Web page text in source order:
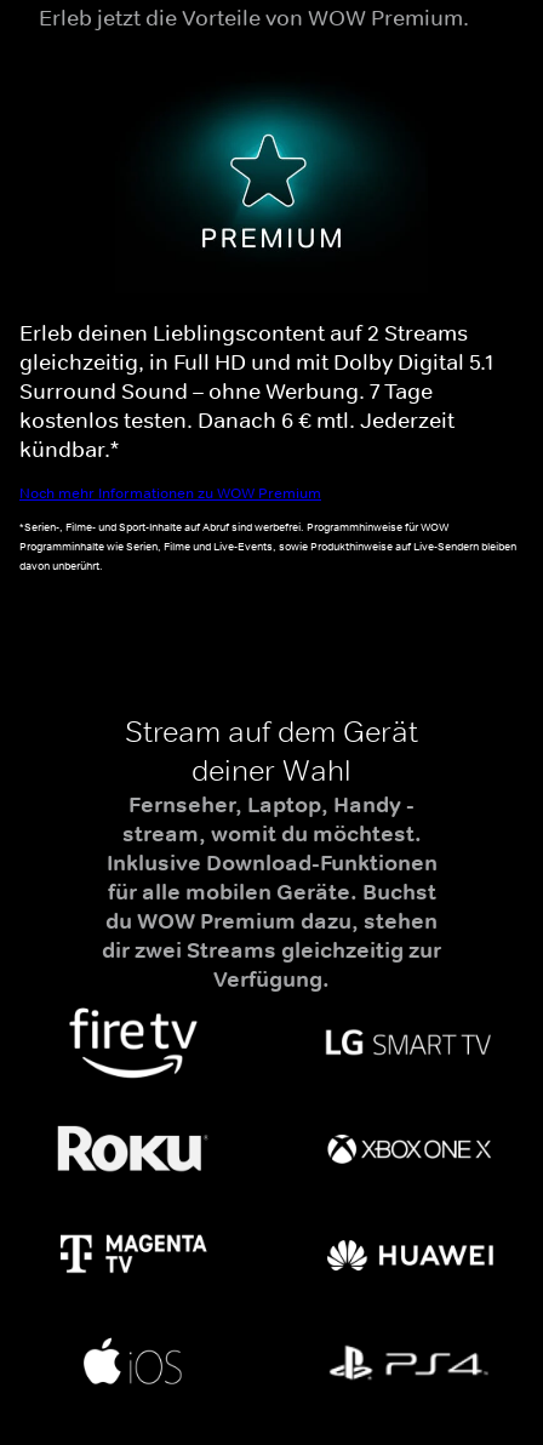
Erleb jetzt die Vorteile von WOW Premium.
Erleb deinen Lieblingscontent auf 2 Streams
gleichzeitig, in Full HD und mit Dolby Digital 5.1
Surround Sound – ohne Werbung. 7 Tage
kostenlos testen. Danach 6 € mtl. Jederzeit
kündbar.*
Noch mehr Informationen zu WOW Premium
*Serien-, Filme- und Sport-Inhalte auf Abruf sind werbefrei. Programmhinweise für WOW
Programminhalte wie Serien, Filme und Live-Events, sowie Produkthinweise auf Live-Sendern bleiben
davon unberührt.
Stream auf dem Gerät
deiner Wahl
Fernseher, Laptop, Handy -
stream, womit du möchtest.
Inklusive Download-Funktionen
für alle mobilen Geräte. Buchst
du WOW Premium dazu, stehen
dir zwei Streams gleichzeitig zur
Verfügung.